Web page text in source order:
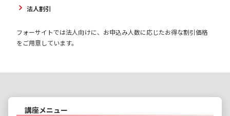
法人割引
フォーサイトでは法人向けに、お申込み人数に応じたお得な割引価格
をご用意しています。
講座メニュー